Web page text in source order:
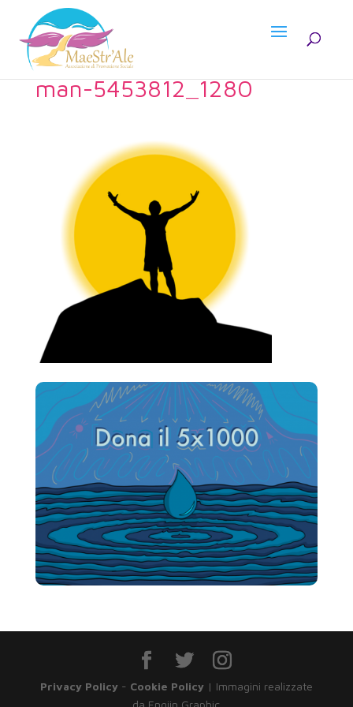
man-5453812_1280
Privacy Policy- Cookie Policy| Immagini realizzate
da Engiin Graphic